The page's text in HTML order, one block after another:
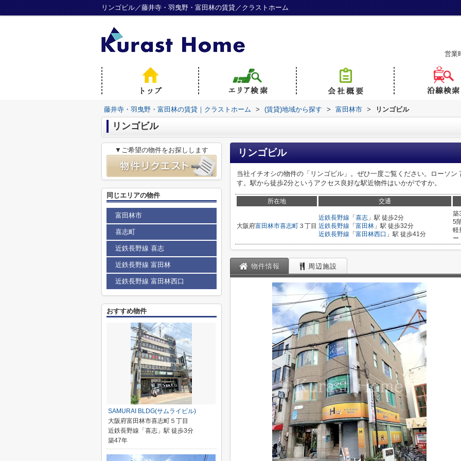
リンゴビル／藤井寺・羽曳野・富田林の賃貸／クラストホーム
営業
藤井寺・羽曳野・富田林の賃貸｜クラストホーム > (賃貸)地域から探す > 富田林市 > リンゴビル
リンゴビル
リンゴビル
当社イチオシの物件の「リンゴビル」。ぜひ一度ご覧ください。ローソ
す。駅から徒歩2分というアクセス良好な駅近物件はいかがですか。
所在地 交通
大阪府富田林市喜志町 ３丁目
近鉄長野線 「 喜志 」駅 徒歩2分
近鉄長野線 「 富田林 」駅 徒歩32分
近鉄長野線 「 富田林西口 」駅 徒歩41分
築
5
軽
ー
物件情報 周辺施設
▼ご希望の物件をお探しします
同じエリアの物件
富田林市
喜志町
近鉄長野線 喜志
近鉄長野線 富田林
近鉄長野線 富田林西口
おすすめ物件
SAMURAI BLDG(サムライビル)
大阪府富田林市喜志町５丁目
近鉄長野線「喜志」駅 徒歩3分
築47年